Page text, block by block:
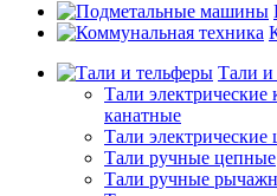
Тали и
Тали
канатные
Тали
Тали ручные цепные
Тали ручные